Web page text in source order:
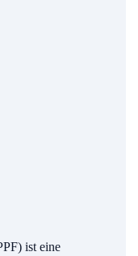
ist eine